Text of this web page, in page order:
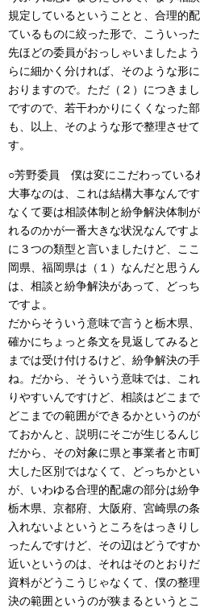
規定しているということと、合理的
ているものに絞った形で、こういっ
先ほどの委員がおっしゃいましたよ
らに細かく分ければ、そのような形
おりますので。ただ（２）につきま
ですので、若干わかりにくくなった
も、以上、そのような形で整理させ
す。
○芳野委員 僕は変にこだわっている
大事なのは、これは結構大事なんで
なくて要は相談体制と紛争解決体制
れるのかが一番大きな状況なんです
に３つの類型と言いましたけど、こ
岡県、福岡県は（１）なんだと思う
は、相談と紛争解決があって、どっ
ですよ。
だからそういう意味で言うと栃木県
確かにちょっと条文を見返してみる
までは受け付けるけど、紛争解決の
ね。だから、そういう意味では、こ
りやすいんですけど、相談はどこま
どこまでの範囲ができるかというの
ておかんと、説明にそごが生じるん
だから、その対象に県と事業者と市
大した区別ではなくて、どっちかと
が、いわゆる合理的配慮の部分は紛
栃木県、京都府、大阪府、宮崎県の
入れないよというところをはっきり
ったんですけど、その辺はどうです
近いというのは、それはそのとおり
資料がどうこうじゃなくて、僕の整
決の範囲というのが狭まるというと